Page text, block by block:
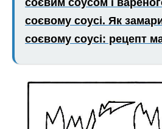
соєвим соусом і
соєвому соусі. Як
соєвому соусі: рецепт